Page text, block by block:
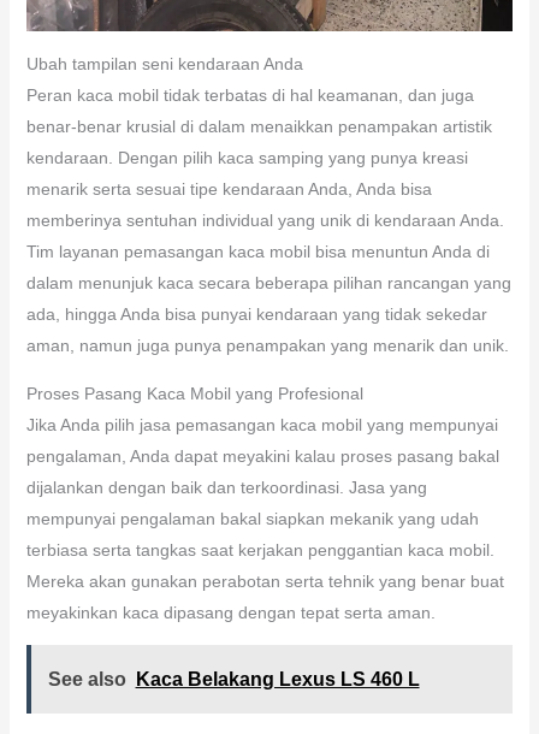
Ubah tampilan seni kendaraan Anda
Peran kaca mobil tidak terbatas di hal keamanan, dan juga
benar-benar krusial di dalam menaikkan penampakan artistik
kendaraan. Dengan pilih kaca samping yang punya kreasi
menarik serta sesuai tipe kendaraan Anda, Anda bisa
memberinya sentuhan individual yang unik di kendaraan Anda.
Tim layanan pemasangan kaca mobil bisa menuntun Anda di
dalam menunjuk kaca secara beberapa pilihan rancangan yang
ada, hingga Anda bisa punyai kendaraan yang tidak sekedar
aman, namun juga punya penampakan yang menarik dan unik.
Proses Pasang Kaca Mobil yang Profesional
Jika Anda pilih jasa pemasangan kaca mobil yang mempunyai
pengalaman, Anda dapat meyakini kalau proses pasang bakal
dijalankan dengan baik dan terkoordinasi. Jasa yang
mempunyai pengalaman bakal siapkan mekanik yang udah
terbiasa serta tangkas saat kerjakan penggantian kaca mobil.
Mereka akan gunakan perabotan serta tehnik yang benar buat
meyakinkan kaca dipasang dengan tepat serta aman.
See also Kaca Belakang Lexus LS 460 L